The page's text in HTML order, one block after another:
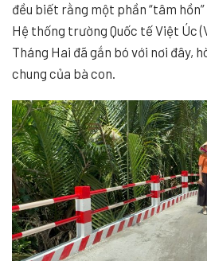
đều biết rằng một phần “tâm
Hệ thống trường Quốc tế Việt Úc
Tháng Hai đã gắn bó với nơi đây,
chung của bà con.